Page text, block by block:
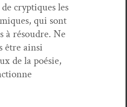
cryp­tiques les
qui sont
à résoudre. Ne
être ain­si
de la poésie,